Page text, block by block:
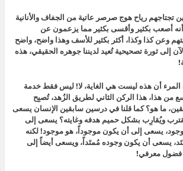
تجتاجهم رياح هوج صرصر عاتية من الجفاف والأنانية
أصعب بكثير وأقسى بكثير مما يزعمون عن
وعن كذا وكذا، أكثر بكثير للأسف وهذا واضح، واضح
إلى ثورة تصحيحية تُعيد لديننا جوهره الحقيقي، هذه
أن هذه ليست هي الغاية، لا! ليس فقط خدمة
من هذا، هذا الركن الثاني لطريق الزُهد، تُصبِح
ما هو؟ كما قلنا في درسين سابقين الإنسان يسعى
ويُقارِب بشكل حميم هدفه وغايته؟ يسعى إلى
يسعى إلى أن يكون موجوداً، هو موجود! لكنه
يسعى أن يكون وجوده مُمتَداً، ويسعى أيضاً إلى
فضول معرفي!